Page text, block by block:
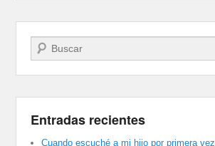
Buscar
Entradas recientes
Cuando escuché a mi hijo por primera vez